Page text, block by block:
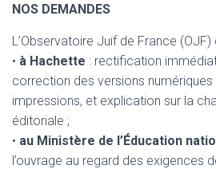
NOS DEMANDES
L’Observatoire Juif de France
• à Hachette : rectification
correction des versions
impressions, et explication sur la
éditoriale ;
• au Ministère de l’Éducation
l’ouvrage au regard des exigences